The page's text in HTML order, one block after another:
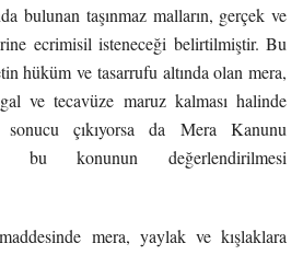
bulunan taşınmaz malların, gerçek ve
ecrimisil isteneceği belirtilmiştir. Bu
hüküm ve tasarrufu altında olan mera,
ve tecavüze maruz kalması halinde
sonucu çıkıyorsa da Mera Kanunu
bu konunun değerlendirilmesi
mera, yaylak ve kışlaklara